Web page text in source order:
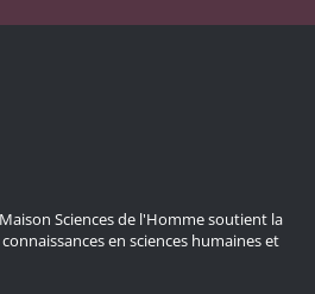
Sciences de l'Homme soutient la
en sciences humaines et